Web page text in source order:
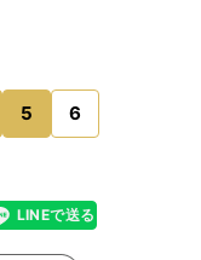
5 6
LINEで送る